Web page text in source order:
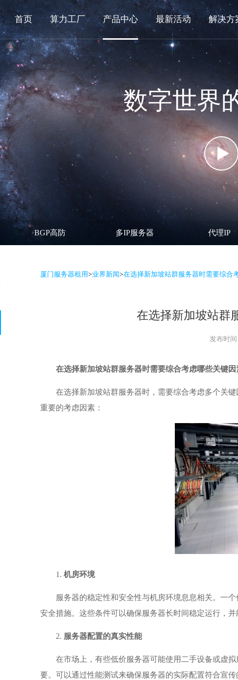
首页 算力工厂 产品中心 最新活动 解决方
数字世界
BGP高防 多IP服务器 代理IP
厦门服务器租用>业界新闻>在选择新加坡站群服务器时需要综合
在选择新加坡站群
发布时
在选择新加坡站群服务器时需要综合考虑哪些关键因
在选择新加坡站群服务器时，需要综合考虑多个关
重要的考虑因素：
1. 机房环境
服务器的稳定性和安全性与机房环境息息相关。一
安全措施。这些条件可以确保服务器长时间稳定运行，并
2. 服务器配置的真实性能
在市场上，有些低价服务器可能使用二手设备或虚
要。可以通过性能测试来确保服务器的实际配置符合宣传